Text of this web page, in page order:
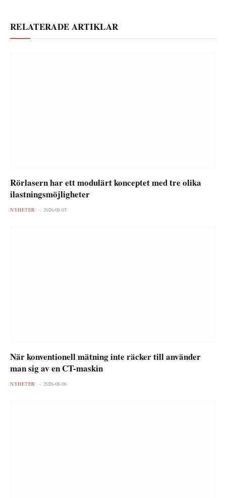
RELATERADE ARTIKLAR
Rörlasern har ett modulärt konceptet med tre olika
ilastningsmöjligheter
NYHETER 2026-08-07
När konventionell mätning inte räcker till använder
man sig av en CT-maskin
NYHETER 2026-08-06